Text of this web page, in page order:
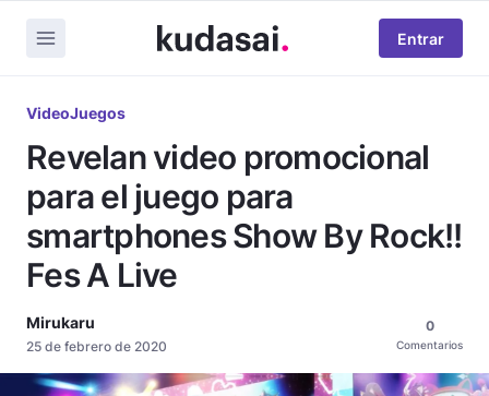
Entrar
VideoJuegos
Revelan video promocional
para el juego para
smartphones Show By Rock!!
Fes A Live
Mirukaru
25 de febrero de 2020
0
Comentarios